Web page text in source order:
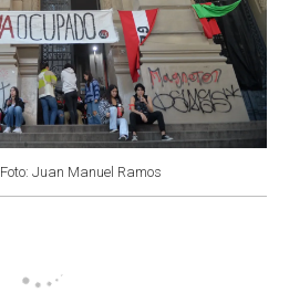
Foto: Juan Manuel Ramos